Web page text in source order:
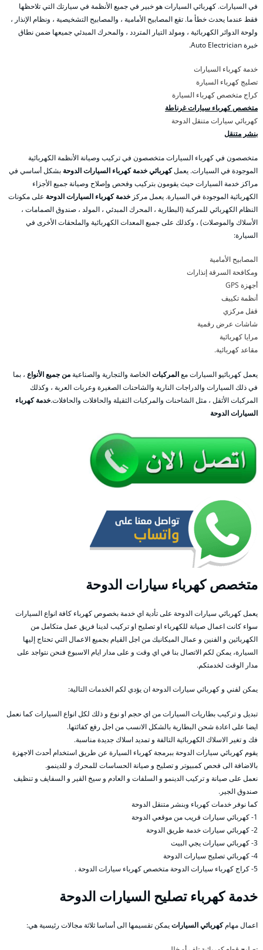
في السيارات. كهربائي السيارات هو خبير في جميع الأنظمة في سيارتك التي تلاحظها
فقط عندما يحدث خطأ ما. تقع المصابيح الأمامية ، والمصابيح التشخيصية ، ونظام الإنذار ،
ولوحة الدوائر الكهربائية ، ومولد التيار المتردد ، والمحرك المبدئي جميعها ضمن نطاق
خبرة Auto Electrician.
خدمة كهرباء السيارات
تصليج كهرباء السيارة
كراج متخصص كهرباء السيارة
متخصص كهرباء سيارات غرناطة
كهربائي سيارات متنقل الدوحة
بنشر متنقل
متخصصون في كهرباء السيارات متخصصون في تركيب وصيانة الأنظمة الكهربائية
الموجودة في السيارات. يعملكهربائي خدمة كهرباء السيارات الدوحة بشكل أساسي في
مراكز خدمة السيارات حيث يقومون بتركيب وفحص وإصلاح وصيانة جميع الأجزاء
الكهربائية الموجودة في السيارة. يعمل مركز خدمة كهرباء السيارات الدوحة على مكونات
النظام الكهربائي للمركبة (البطارية ، المحرك المبدئي ، المولد ، صندوق الصمامات ،
الأسلاك والموصلات) ، وكذلك على جميع المعدات الكهربائية والملحقات الأخرى في
السيارة:
المصابيح الأمامية
ومكافحة السرقة إنذارات
أجهزة GPS
أنظمة تكييف
قفل مركزي
شاشات عرض رقمية
مرايا كهربائية
مقاعد كهربائية.
يعمل كهربائيو السيارات معالمركباتالخاصة والتجارية والصناعيةمن جميع الأنواع ، بما
في ذلك السيارات والدراجات النارية والشاحنات الصغيرة وعربات العربة ، وكذلك
المركبات الأثقل ، مثل الشاحنات والمركبات الثقيلة والحافلات والحافلات.خدمة كهرباء
السيارات الدوحة
متخصص كهرباء سيارات الدوحة
يعمل كهربائي سيارات الدوحة على تأدية اي خدمة بخصوص كهرباء كافة انواع السيارات
سواء كانت اعمال صيانة للكهرباء او تصليح او تركيب لدينا فريق عمل متكامل من
الكهربائين و الفنين و عمال الميكانيك من اجل القيام بجميع الاعمال التي تحتاج إليها
السيارة، يمكن لكم الاتصال بنا في اي وقت و على مدار ايام الاسبوع فنحن نتواجد على
مدار الوقت لخدمتكم.
يمكن لفني و كهربائي سيارات الدوحة ان يؤدي لكم الخدمات التالية:
تبديل و تركيب بطاريات السيارات من اي حجم او نوع و ذلك لكل انواع السيارات كما نعمل
ايضا على اعادة شحن البطارية بالشكل الانسب من اجل رفع كفائتها.
فك و تغير الاسلاك الكهربائية التالفة و تمديد اسلاك جديدة مناسبة.
يقوم كهربائي سيارات الدوحة ببرمجة كهرباء السيارة عن طريق استخدام أحدث الاجهزة
بالاضافة الى فحص كمبيوتر و تصليح و صيانة الحساسات للمحرك و للدينمو.
نعمل على صيانة و تركيب الدينمو و السلفات و العادم و سيخ القير و السفايف و تنظيف
صندوق الجير.
كما نوفر خدمات كهرباء وبنشر متنقل الدوحة
1- كهربائي سيارات قريب من موقعي الدوحة
2- كهربائي سيارات خدمة طريق الدوحة
3- كهربائي سيارات يجي البيت
4- كهربائي تصليح سيارات الدوحة
5- كراج كهرباء سيارات الدوحة متخصص كهرباء سيارات الدوحة .
خدمة كهرباء تصليح السيارات الدوحة
اعمال مهامكهربائي السياراتيمكن تقسيمها الى أساسا ثلاثة مجالات رئيسية هي: